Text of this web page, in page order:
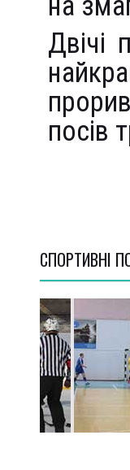
Двічі
посів
СПОРТИВНI